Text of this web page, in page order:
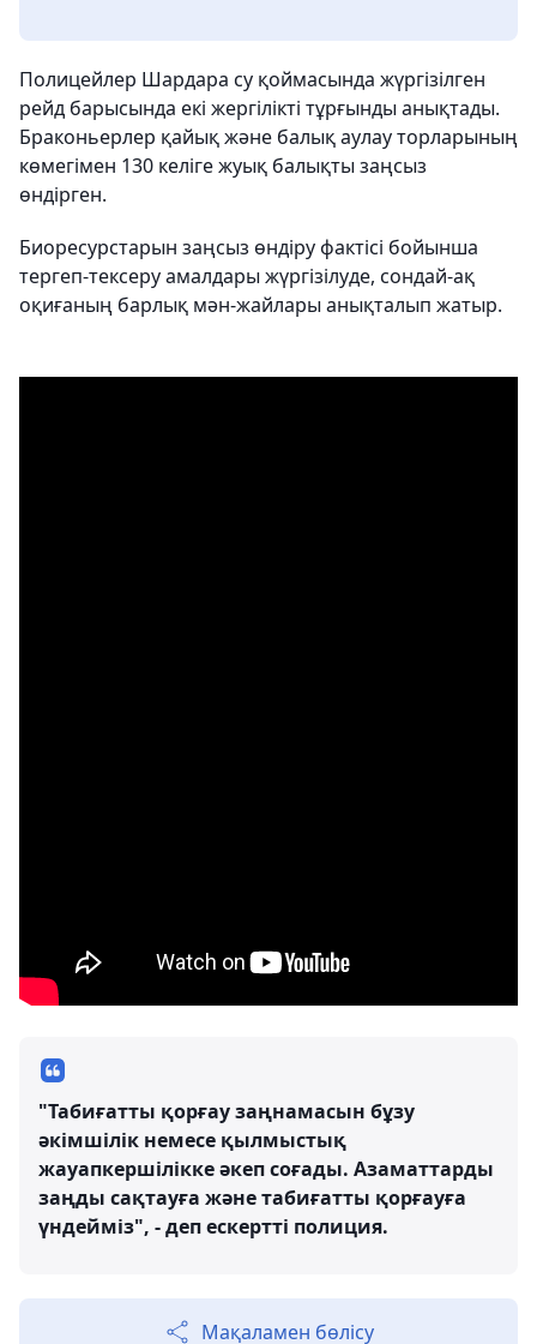
Полицейлер Шардара су қоймасында жүргізілген
рейд барысында екі жергілікті тұрғынды анықтады.
Браконьерлер қайық және балық аулау торларының
көмегімен 130 келіге жуық балықты заңсыз
өндірген.
Биоресурстарын заңсыз өндіру фактісі бойынша
тергеп-тексеру амалдары жүргізілуде, сондай-ақ
оқиғаның барлық мән-жайлары анықталып жатыр.
"Табиғатты қорғау заңнамасын бұзу
әкімшілік немесе қылмыстық
жауапкершілікке әкеп соғады. Азаматтарды
заңды сақтауға және табиғатты қорғауға
үндейміз", - деп ескертті полиция.
Мақаламен бөлісу